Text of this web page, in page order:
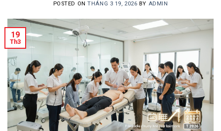
POSTED ONTHÁNG 3 19, 2026 BY ADMIN
19
Th3